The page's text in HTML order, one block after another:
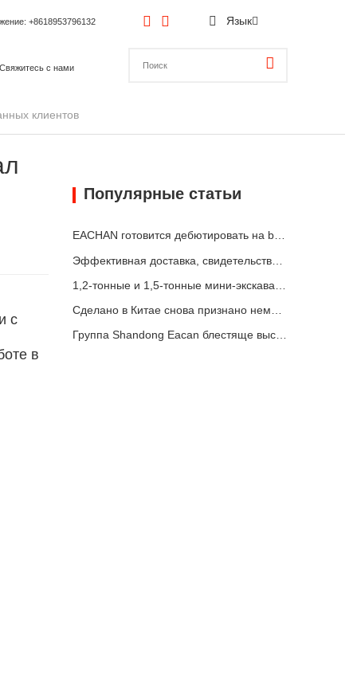
Свяжитесь с нами
: +8618953796132 Язык
клиентов
с
в
Популярные статьи
EACHAN готовится дебютировать на bauma CHINA 2026, представляя инновационные достижения в области малой строительной техники в Шанхае
Группа Shandong Eacan блестяще выступила на выставке в Венгрии